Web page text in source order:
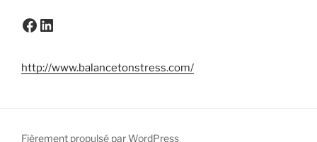
Facebook
LinkedIn
http://www.balancetonstress.com/
Fièrement propulsé par WordPress